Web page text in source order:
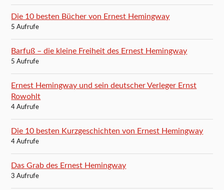
Die 10 besten Bücher von Ernest Hemingway
5 Aufrufe
Barfuß – die kleine Freiheit des Ernest Hemingway
5 Aufrufe
Ernest Hemingway und sein deutscher Verleger Ernst
Rowohlt
4 Aufrufe
Die 10 besten Kurzgeschichten von Ernest Hemingway
4 Aufrufe
Das Grab des Ernest Hemingway
3 Aufrufe